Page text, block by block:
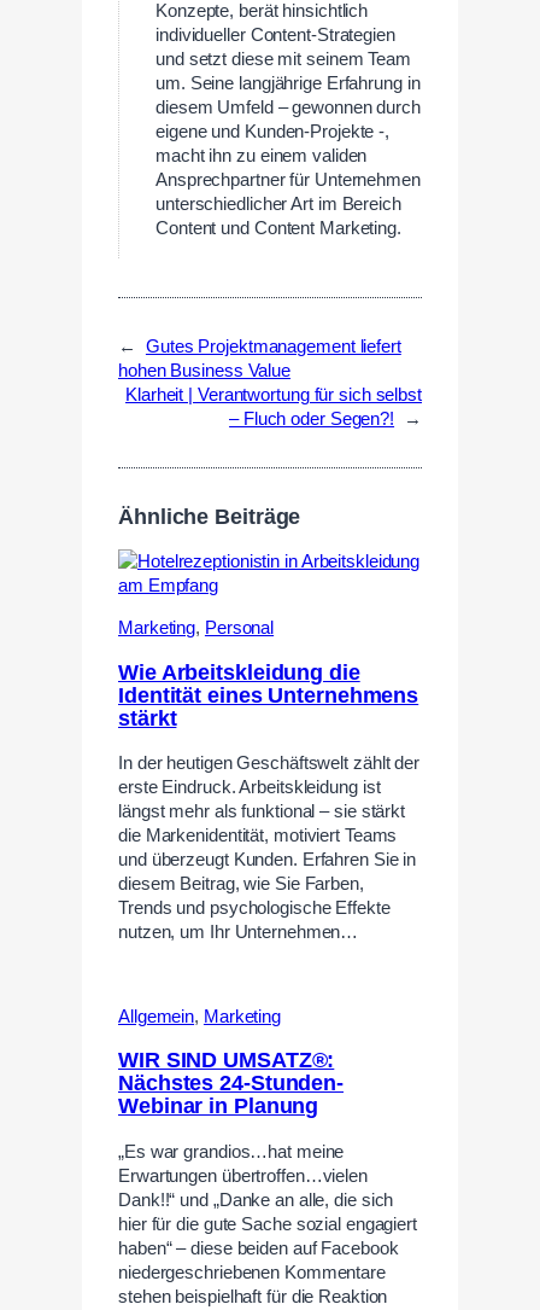
Konzepte, berät hinsichtlich
individueller Content-Strategien
und setzt diese mit seinem Team
um. Seine langjährige Erfahrung in
diesem Umfeld – gewonnen durch
eigene und Kunden-Projekte -,
macht ihn zu einem validen
Ansprechpartner für Unternehmen
unterschiedlicher Art im Bereich
Content und Content Marketing.
←
Gutes Projektmanagement liefert
hohen Business Value
Klarheit | Verantwortung für sich selbst
– Fluch oder Segen?!
→
Ähnliche Beiträge
Marketing, Personal
Wie Arbeitskleidung die
Identität eines Unternehmens
stärkt
In der heutigen Geschäftswelt zählt der
erste Eindruck. Arbeitskleidung ist
längst mehr als funktional – sie stärkt
die Markenidentität, motiviert Teams
und überzeugt Kunden. Erfahren Sie in
diesem Beitrag, wie Sie Farben,
Trends und psychologische Effekte
nutzen, um Ihr Unternehmen…
Allgemein, Marketing
WIR SIND UMSATZ®:
Nächstes 24-Stunden-
Webinar in Planung
„Es war grandios…hat meine
Erwartungen übertroffen…vielen
Dank!!“ und „Danke an alle, die sich
hier für die gute Sache sozial engagiert
haben“ – diese beiden auf Facebook
niedergeschriebenen Kommentare
stehen beispielhaft für die Reaktion